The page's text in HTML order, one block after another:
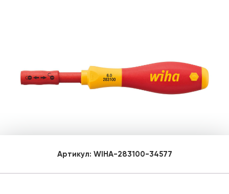
Артикул: WIHA-283100-34577